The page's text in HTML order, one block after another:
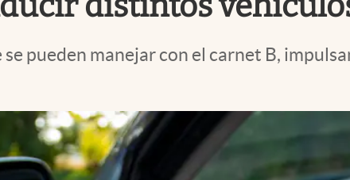
pueden manejar con el carnet B,